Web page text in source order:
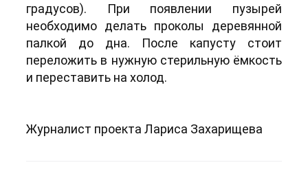
градусов). При появлении пузырей
необходимо делать проколы деревянной
палкой до дна. После капусту стоит
переложить в нужную стерильную ёмкость
и переставить на холод.
Журналист проекта Лариса Захарищева